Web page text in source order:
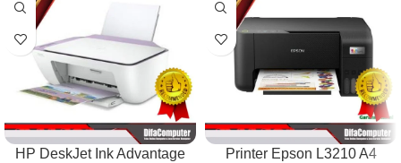
HP DeskJet Ink Advantage
Printer Epson L3210 A4